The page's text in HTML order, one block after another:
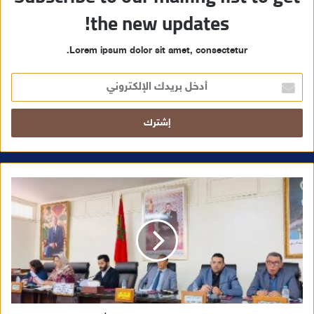
the new updates!
Lorem ipsum dolor sit amet, consectetur.
خ
ل
ر
ا
ل
إ
ل
ك
ت
ر
و
ن
ي